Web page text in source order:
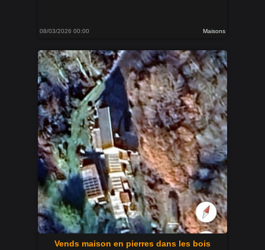
08/03/2026 00:00 Maisons
Vends maison en pierres dans les bois